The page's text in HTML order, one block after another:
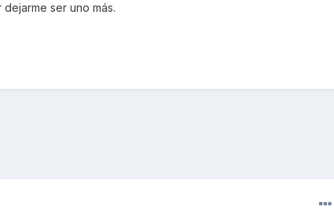
ser uno más.